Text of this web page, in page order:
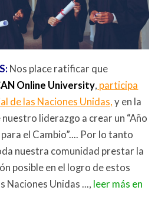
Nos place ratificar que
Online University, participa
de las Naciones Unidas, y en la
liderazgo a crear un “Año
el Cambio”.... Por lo tanto
nuestra comunidad prestar la
posible en el logro de estos
Naciones Unidas ..., leer más en